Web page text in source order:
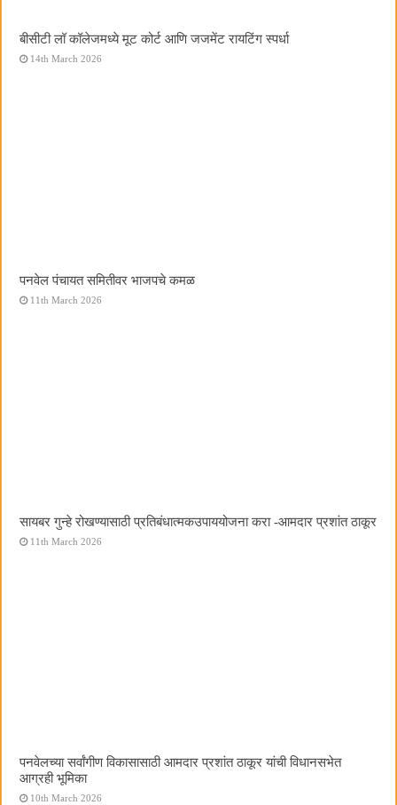
बीसीटी लॉ कॉलेजमध्ये मूट कोर्ट आणि जजमेंट रायटिंग स्पर्धा
14th March 2026
पनवेल पंचायत समितीवर भाजपचे कमळ
11th March 2026
सायबर गुन्हे रोखण्यासाठी प्रतिबंधात्मकउपाययोजना करा -आमदार प्रशांत ठाकूर
11th March 2026
पनवेलच्या सर्वांगीण विकासासाठी आमदार प्रशांत ठाकूर यांची विधानसभेत
आग्रही भूमिका
10th March 2026